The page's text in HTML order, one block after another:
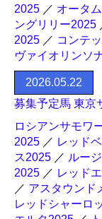
2025 ／ オータ
ングリリー2025
2025 ／ コンテ
ヴァイオリンソ
2026.05.22
募集予定馬 東京
ロシアンサモワ
2025 ／ レッド
ス2025 ／ ルー
2025 ／ レッド
／ アスタウンド
レッドシャーロ